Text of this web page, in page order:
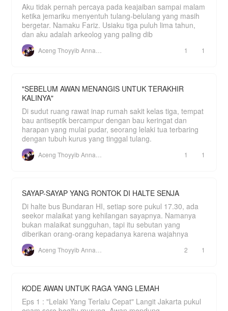
Aku tidak pernah percaya pada keajaiban sampai malam
ketika jemariku menyentuh tulang-belulang yang masih
bergetar. Namaku Fariz. Usiaku tiga puluh lima tahun,
dan aku adalah arkeolog yang paling dib
1 1
"SEBELUM AWAN MENANGIS UNTUK TERAKHIR
KALINYA"
Di sudut ruang rawat inap rumah sakit kelas tiga, tempat
bau antiseptik bercampur dengan bau keringat dan
harapan yang mulai pudar, seorang lelaki tua terbaring
dengan tubuh kurus yang tinggal tulang.
1 1
SAYAP-SAYAP YANG RONTOK DI HALTE SENJA
Di halte bus Bundaran HI, setiap sore pukul 17.30, ada
seekor malaikat yang kehilangan sayapnya. Namanya
bukan malaikat sungguhan, tapi itu sebutan yang
diberikan orang-orang kepadanya karena wajahnya
2 1
KODE AWAN UNTUK RAGA YANG LEMAH
Eps 1 : "Lelaki Yang Terlalu Cepat" Langit Jakarta pukul